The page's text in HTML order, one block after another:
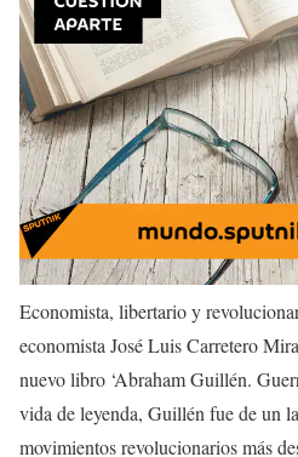
Economista, libertario y
economista José Luis Carretero
nuevo libro ‘Abraham Guillén.
vida de leyenda, Guillén fue de un
movimientos revolucionarios más